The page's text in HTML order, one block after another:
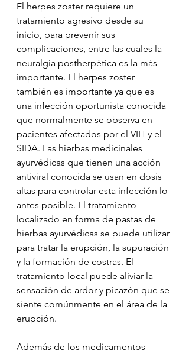
El herpes zoster requiere un
tratamiento agresivo desde su
inicio, para prevenir sus
complicaciones, entre las cuales la
neuralgia postherpética es la más
importante. El herpes zoster
también es importante ya que es
una infección oportunista conocida
que normalmente se observa en
pacientes afectados por el VIH y el
SIDA. Las hierbas medicinales
ayurvédicas que tienen una acción
antiviral conocida se usan en dosis
altas para controlar esta infección lo
antes posible. El tratamiento
localizado en forma de pastas de
hierbas ayurvédicas se puede utilizar
para tratar la erupción, la supuración
y la formación de costras. El
tratamiento local puede aliviar la
sensación de ardor y picazón que se
siente comúnmente en el área de la
erupción.
Además de los medicamentos